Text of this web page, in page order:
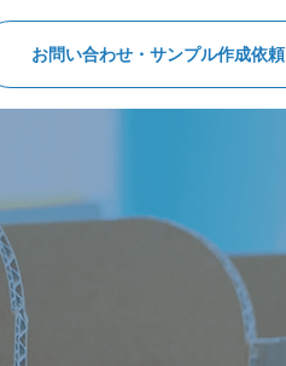
お問い合わせ・サンプル作成依頼